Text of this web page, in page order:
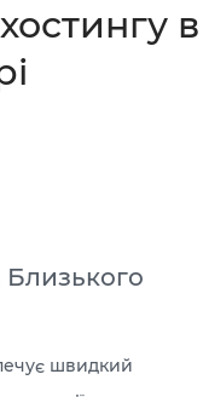
в
швидкий